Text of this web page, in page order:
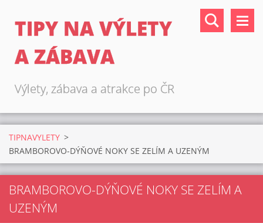
TIPY NA VÝLETY
A ZÁBAVA
Výlety, zábava a atrakce po ČR
TIPNAVYLETY >
BRAMBOROVO-DÝŇOVÉ NOKY SE ZELÍM A UZENÝM
BRAMBOROVO-DÝŇOVÉ NOKY SE ZELÍM A
UZENÝM